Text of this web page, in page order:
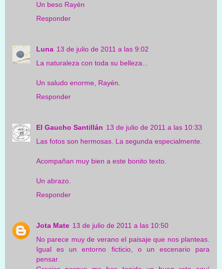
Un beso Rayén
Responder
Luna 13 de julio de 2011 a las 9:02
La naturaleza con toda su belleza...
Un saludo enorme, Rayén.
Responder
El Gaucho Santillán 13 de julio de 2011 a las 10:33
Las fotos son hermosas. La segunda especialmente.
Acompañan muy bien a este bonito texto.
Un abrazo.
Responder
Jota Mate 13 de julio de 2011 a las 10:50
No parece muy de verano el paisaje que nos planteas.
Igual es un entorno ficticio, o un escenario para
pensar.